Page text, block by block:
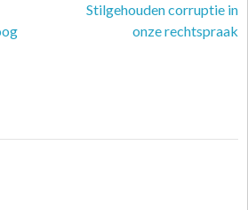
Stilgehouden corruptie in
onze rechtspraak